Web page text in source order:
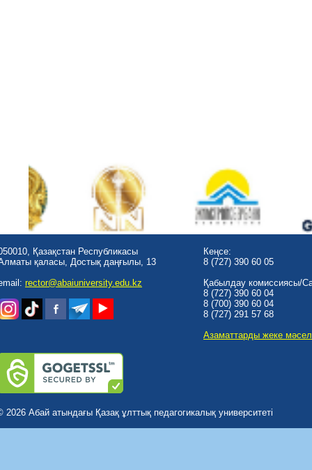
Қазақстан Республикасы
қаласы, Достық даңғылы, 13
rector@abaiuniversity.edu.kz
Кеңсе:
8 (727) 390 60 05
Қабылдау комиссиясы/
8 (727) 390 60 04
8 (700) 390 60 04
8 (727) 291 57 68
Азаматтарды жеке
2026 Абай атындағы Қазақ ұлттық педагогикалық университеті